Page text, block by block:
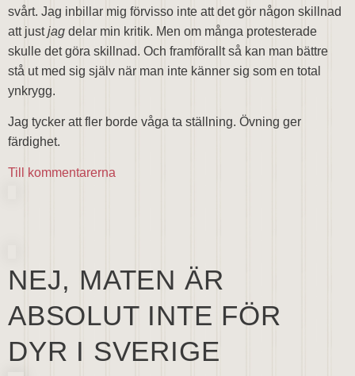
svårt. Jag inbillar mig förvisso inte att det gör någon skillnad
att justjag delar min kritik. Men om många protesterade
skulle det göra skillnad. Och framförallt så kan man bättre
stå ut med sig själv när man inte känner sig som en total
ynkrygg.
Jag tycker att fler borde våga ta ställning. Övning ger
färdighet.
Till kommentarerna
NEJ, MATEN ÄR
ABSOLUT INTE FÖR
DYR I SVERIGE